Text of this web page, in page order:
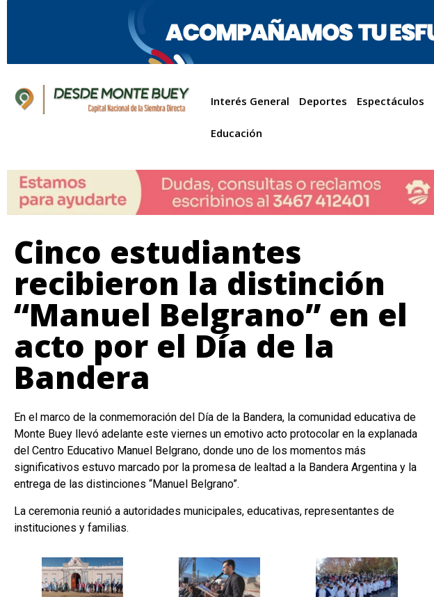
Interés General Deportes Espectáculos
Educación
Cinco estudiantes
recibieron la distinción
“Manuel Belgrano” en el
acto por el Día de la
Bandera
En el marco de la conmemoración del Día de la Bandera, la comunidad educativa de
Monte Buey llevó adelante este viernes un emotivo acto protocolar en la explanada
del Centro Educativo Manuel Belgrano, donde uno de los momentos más
significativos estuvo marcado por la promesa de lealtad a la Bandera Argentina y la
entrega de las distinciones “Manuel Belgrano”.
La ceremonia reunió a autoridades municipales, educativas, representantes de
instituciones y familias.